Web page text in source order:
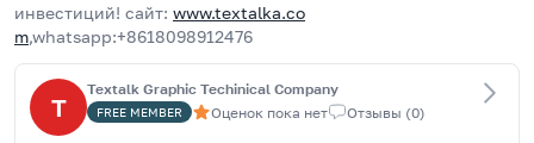
инвестиций! сайт: www.textalka.co
m,whatsapp:+8618098912476
T
Textalk Graphic Techinical Company
FREE MEMBER Оценок пока нет Отзывы (0)